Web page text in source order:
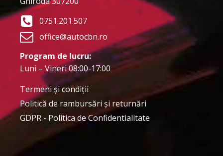
0751.201.507
office@autocbn.ro
Program de lucru:
Luni – Vineri 08:00-17:00
Termeni şi condiţii
Politică de rambursări și returnări
GDPR - Politica de Confidentialitate